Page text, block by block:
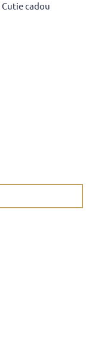
Cutie cadou